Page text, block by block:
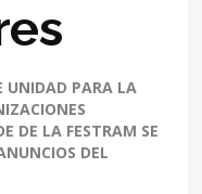
UNIDAD PARA LA
DE LA FESTRAM SE
DEL